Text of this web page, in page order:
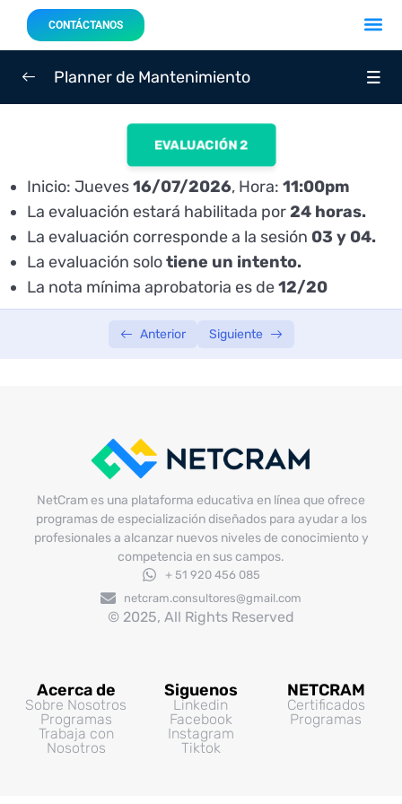
CONTÁCTANOS
Sesión 03: Martes 14/07/2026 – 7:00 p.m. 02:00:38
Sesión 04: Jueves 16/07/2026 – 7:00 p.m.
Evaluación 02: Jueves 16/07/2026 – INICIA: 11:00
p.m.
Planner de Mantenimiento
EVALUACIÓN 2
Inicio: Jueves16/07/2026, Hora: 11:00pm
La evaluación estará habilitada por24 horas.
La evaluación corresponde a la sesión 03 y 04.
La evaluación solotiene un intento.
La nota mínima aprobatoria es de12/20
Anterior Siguiente
NetCram es una plataforma educativa en línea que ofrece
programas de especialización diseñados para ayudar a los
profesionales a alcanzar nuevos niveles de conocimiento y
competencia en sus campos.
+ 51 920 456 085
netcram.consultores@gmail.com
© 2025, All Rights Reserved
Acerca de
Sobre Nosotros
Programas
Trabaja con
Nosotros
Siguenos
Linkedin
Facebook
Instagram
Tiktok
NETCRAM
Certificados
Programas